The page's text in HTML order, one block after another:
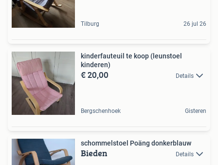
Tilburg 26 jul 26
kinderfauteuil te koop (leunstoel
kinderen)
€ 20,00 Details
Bergschenhoek Gisteren
schommelstoel Poäng donkerblauw
Bieden Details